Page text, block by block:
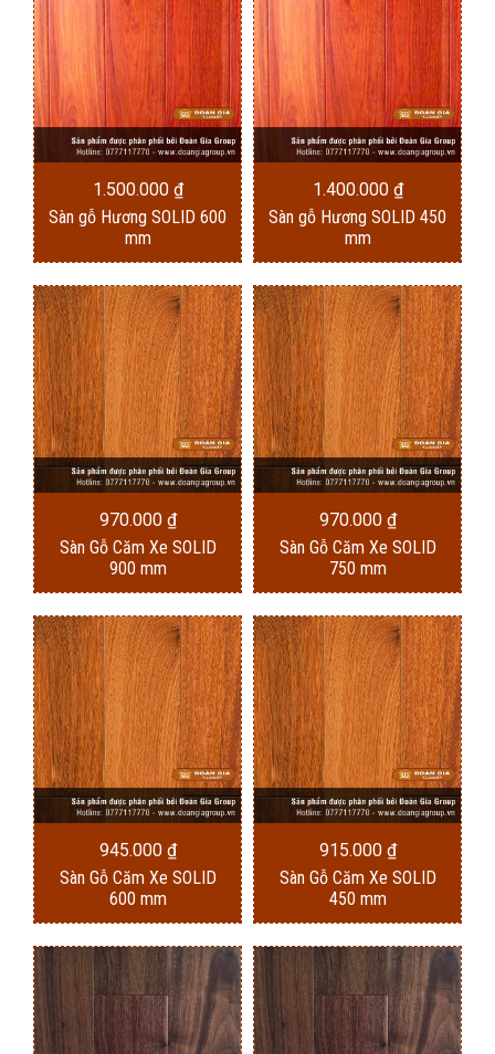
1.500.000 ₫
Sàn gỗ Hương SOLID 600
mm
1.400.000 ₫
Sàn gỗ Hương SOLID 450
mm
970.000 ₫
Sàn Gỗ Căm Xe SOLID
900 mm
970.000 ₫
Sàn Gỗ Căm Xe SOLID
750 mm
945.000 ₫
Sàn Gỗ Căm Xe SOLID
600 mm
915.000 ₫
Sàn Gỗ Căm Xe SOLID
450 mm